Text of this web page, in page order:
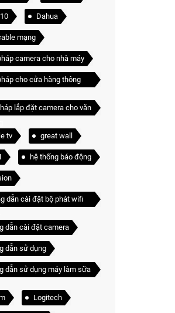
Dahua
mạng
camera cho nhà máy
cho cửa hàng thông
lắp đặt camera cho văn
tv
great wall
hệ thống báo động
dẫn cài đặt bộ phát wifi
dẫn cài đặt camera
dẫn sử dụng
dẫn sử dụng máy làm sữa
Logitech